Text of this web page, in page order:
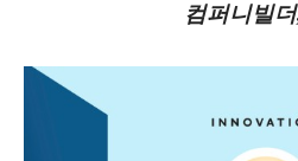
컴퍼니빌더